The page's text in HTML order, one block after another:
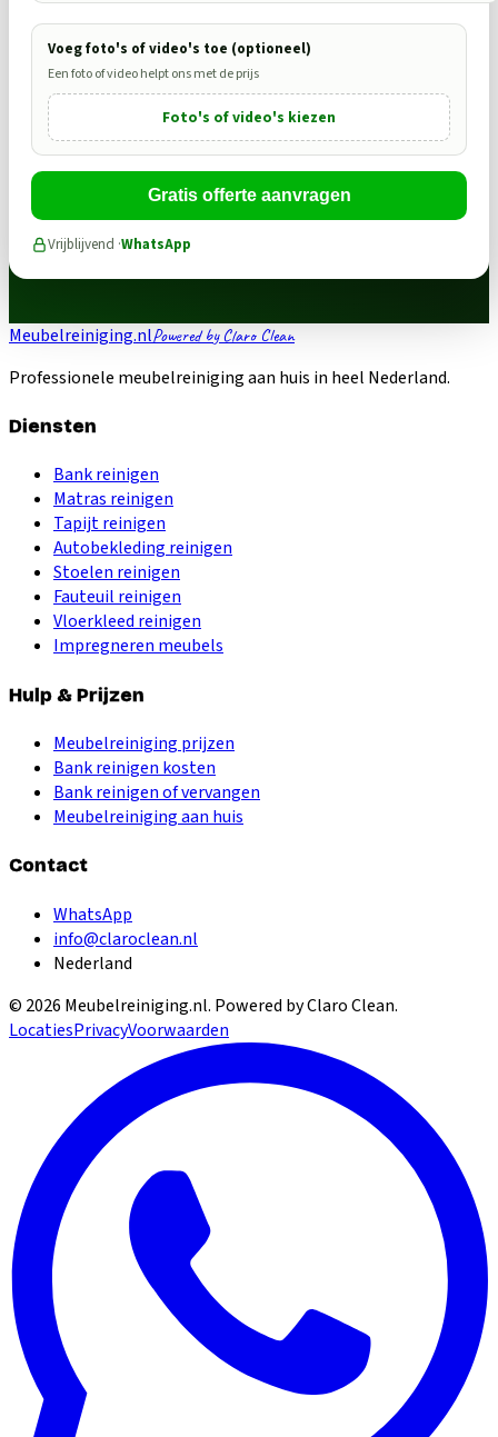
Voeg foto's of video's toe (optioneel)
Een foto of video helpt ons met de prijs
Foto's of video's kiezen
Gratis offerte aanvragen
Vrijblijvend ·WhatsApp
Meubelreiniging.nlPowered by Claro Clean
Professionele meubelreiniging aan huis in heel Nederland.
Diensten
Bank reinigen
Matras reinigen
Tapijt reinigen
Autobekleding reinigen
Stoelen reinigen
Fauteuil reinigen
Vloerkleed reinigen
Impregneren meubels
Hulp & Prijzen
Meubelreiniging prijzen
Bank reinigen kosten
Bank reinigen of vervangen
Meubelreiniging aan huis
Contact
WhatsApp
info@claroclean.nl
Nederland
© 2026 Meubelreiniging.nl. Powered by Claro Clean.
LocatiesPrivacyVoorwaarden